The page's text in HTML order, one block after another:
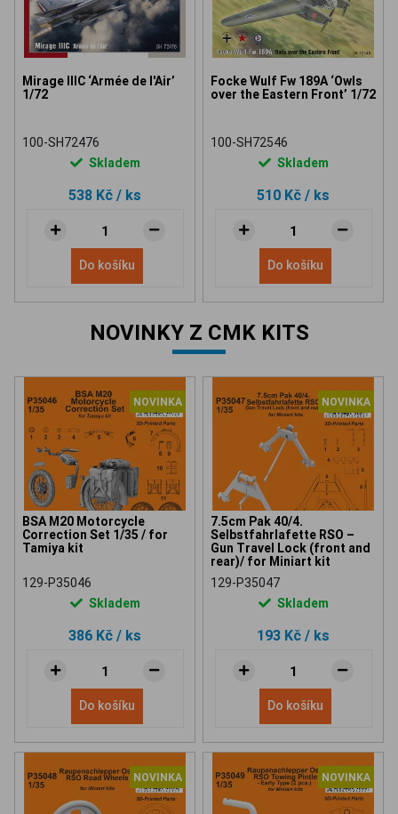
Mirage IIIC ‘Armée de l'Air’
1/72
100-SH72476
Skladem
538 Kč / ks
Do košíku
Focke Wulf Fw 189A ‘Owls
over the Eastern Front’ 1/72
100-SH72546
Skladem
510 Kč / ks
Do košíku
NOVINKY Z CMK KITS
NOVINKA
BSA M20 Motorcycle
Correction Set 1/35 / for
Tamiya kit
129-P35046
Skladem
386 Kč / ks
Do košíku
NOVINKA
7.5cm Pak 40/4.
Selbstfahrlafette RSO –
Gun Travel Lock (front and
rear)/ for Miniart kit
129-P35047
Skladem
193 Kč / ks
Do košíku
NOVINKA NOVINKA